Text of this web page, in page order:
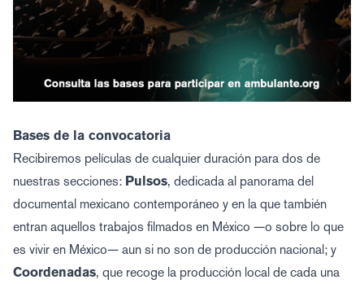
Bases de la convocatoria
Recibiremos películas de cualquier duración para dos de
nuestras secciones: Pulsos, dedicada al panorama del
documental mexicano contemporáneo y en la que también
entran aquellos trabajos filmados en México —o sobre lo que
es vivir en México— aun si no son de producción nacional; y
Coordenadas, que recoge la producción local de cada una